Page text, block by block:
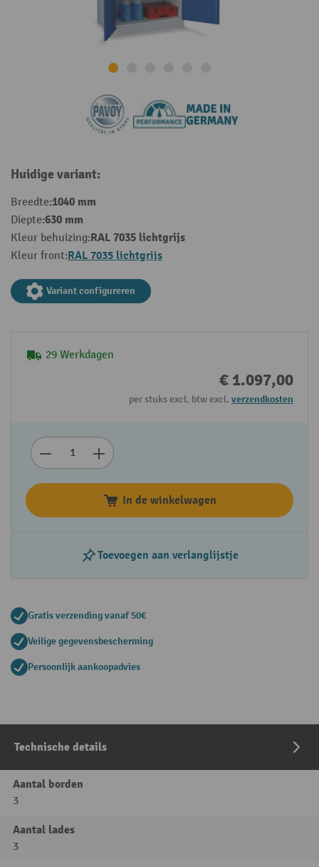
Huidige variant:
Breedte:1040 mm
Diepte:630 mm
Kleur behuizing:RAL 7035 lichtgrijs
Kleur front:RAL 7035 lichtgrijs
Variant configureren
29 Werkdagen
€ 1.097,00
per stuks excl. btw excl. verzendkosten
In de winkelwagen
Toevoegen aan verlanglijstje
Gratis verzending vanaf 50€
Veilige gegevensbescherming
Persoonlijk aankoopadvies
Technische details
Aantal borden
3
Aantal lades
3